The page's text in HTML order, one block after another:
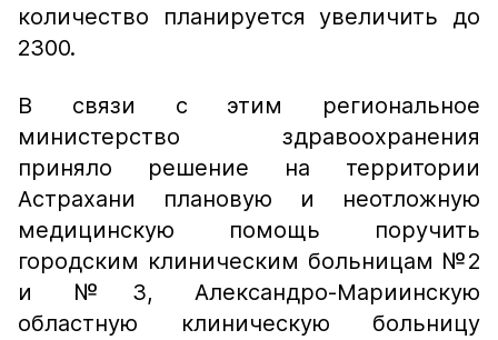
количество планируется увеличить до
2300.
В связи с этим региональное
министерство здравоохранения
приняло решение на территории
Астрахани плановую и неотложную
медицинскую помощь поручить
городским клиническим больницам №2
и №3, Александро-Мариинскую
областную клиническую больницу